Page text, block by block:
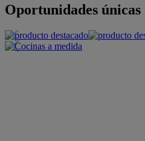
Oportunidades únicas